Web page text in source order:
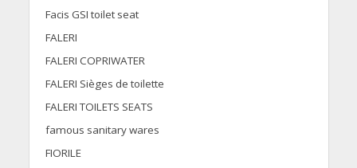
Facis GSI toilet seat
FALERI
FALERI COPRIWATER
FALERI Sièges de toilette
FALERI TOILETS SEATS
famous sanitary wares
FIORILE